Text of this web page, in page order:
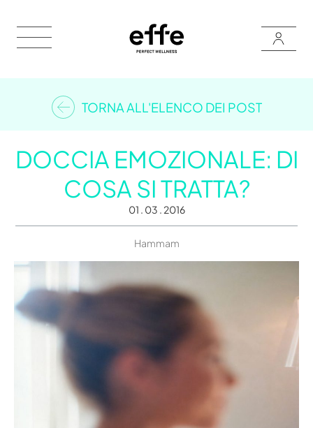
TORNA ALL'ELENCO DEI POST
DOCCIA EMOZIONALE: DI
COSA SI TRATTA?
01 . 03 . 2016
Hammam